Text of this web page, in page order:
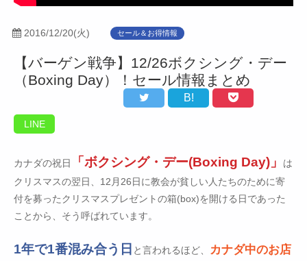
2016/12/20(火) セール＆お得情報
【バーゲン戦争】12/26ボクシング・デー
（Boxing Day）！セール情報まとめ
B!
LINE
カナダの祝日 「ボクシング・デー(Boxing Day)」
は
クリスマスの翌日、12月26日に教会が貧しい人たちのために寄
付を募ったクリスマスプレゼントの箱(box)を開ける日であった
ことから、そう呼ばれています。
1年で1番混み合う日 と言われるほど、
カナダ中のお店